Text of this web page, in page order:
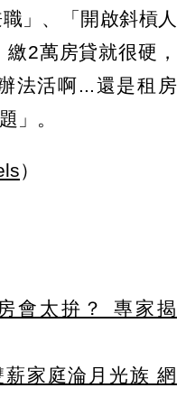
」、「開啟斜槓人
2萬房貸就很硬，
法活啊...還是租房
」。
）
會太拚？ 專家揭
家庭淪月光族 網